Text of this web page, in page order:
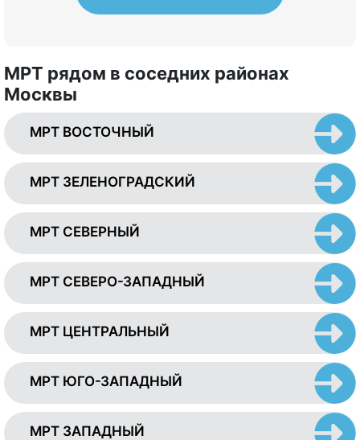
МРТ рядом в соседних районах
Москвы
МРТ ВОСТОЧНЫЙ
МРТ ЗЕЛЕНОГРАДСКИЙ
МРТ СЕВЕРНЫЙ
МРТ СЕВЕРО-ЗАПАДНЫЙ
МРТ ЦЕНТРАЛЬНЫЙ
МРТ ЮГО-ЗАПАДНЫЙ
МРТ ЗАПАДНЫЙ